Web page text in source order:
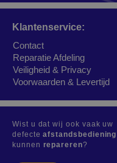
Klantenservice:
Contact
Reparatie Afdeling
Veiligheid & Privacy
Voorwaarden & Levertijd
Wist u dat wij ook vaak uw
defecteafstandsbediening
kunnen repareren?